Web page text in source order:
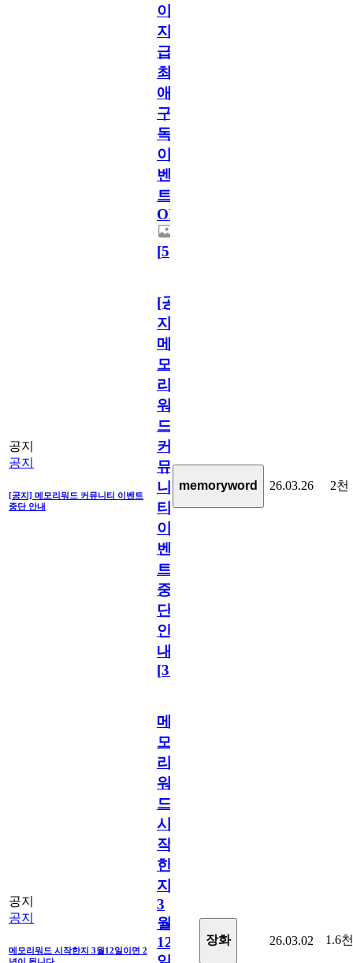
이
지
급!
최
애
구
독
이
벤
트
OPEN!
[5]
공지
공지
[공지] 메모리워드 커뮤니티 이벤트
중단 안내
[공
지]
메
모
리
워
드
커
뮤
니
티
이
벤
트
중
단
안
내
[31
memoryword 26.03.26 2천
공지
공지
메모리워드 시작한지 3월12일이면 2
메
모
리
워
드
시
작
한
지
3
월
12
장화 26.03.02 1.6천